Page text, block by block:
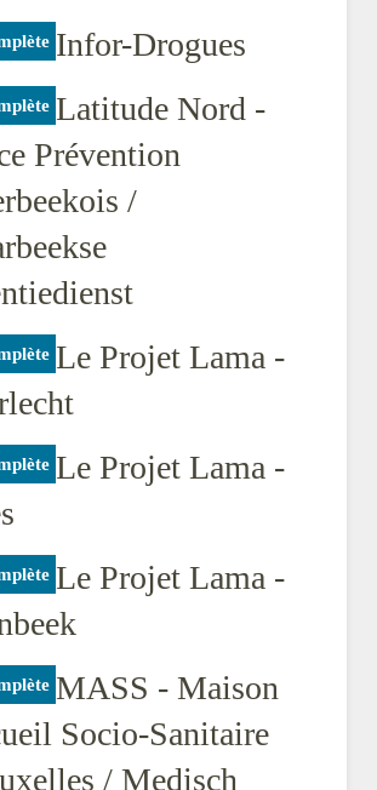
Infor-Drogues
Latitude Nord -
Prévention
/
Le Projet Lama -
Le Projet Lama -
Le Projet Lama -
MASS - Maison
Socio-Sanitaire
/ Medisch